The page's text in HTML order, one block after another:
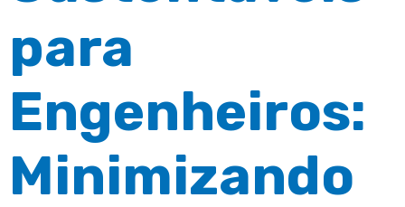
para
Engenheiros:
Minimizando